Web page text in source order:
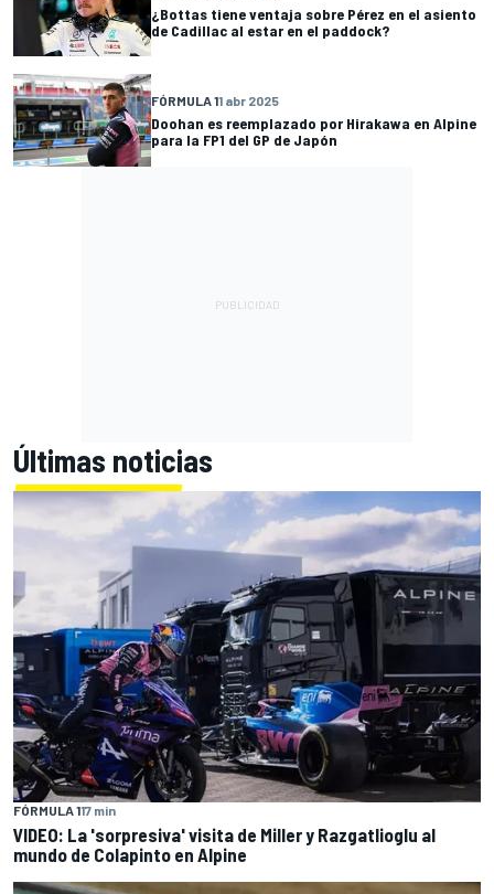
¿Bottas tiene ventaja sobre Pérez en el asiento
de Cadillac al estar en el paddock?
FÓRMULA 11 abr 2025
Doohan es reemplazado por Hirakawa en Alpine
para la FP1 del GP de Japón
Últimas noticias
FÓRMULA 117 min
VIDEO: La 'sorpresiva' visita de Miller y Razgatlioglu al
mundo de Colapinto en Alpine